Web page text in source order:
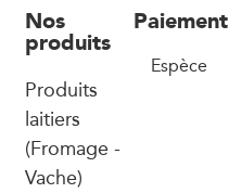
Nos
produits
Produits
laitiers
(Fromage -
Vache)
Paiement
Espèce